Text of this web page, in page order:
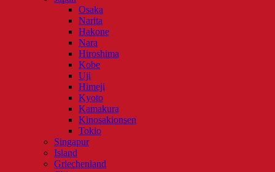
Osaka
Narita
Hakone
Nara
Hiroshima
Kobe
Uji
Himeji
Kyoto
Kamakura
Kinosakionsen
Tokio
Singapur
Island
Griechenland